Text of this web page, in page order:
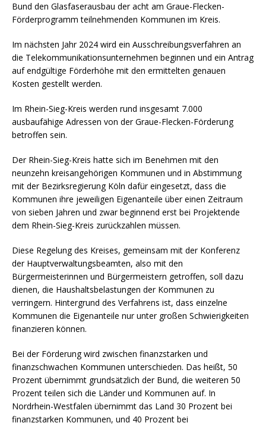
Bund den Glasfaserausbau der acht am Graue-Flecken-
Förderprogramm teilnehmenden Kommunen im Kreis.
Im nächsten Jahr 2024 wird ein Ausschreibungsverfahren an
die Telekommunikationsunternehmen beginnen und ein Antrag
auf endgültige Förderhöhe mit den ermittelten genauen
Kosten gestellt werden.
Im Rhein-Sieg-Kreis werden rund insgesamt 7.000
ausbaufähige Adressen von der Graue-Flecken-Förderung
betroffen sein.
Der Rhein-Sieg-Kreis hatte sich im Benehmen mit den
neunzehn kreisangehörigen Kommunen und in Abstimmung
mit der Bezirksregierung Köln dafür eingesetzt, dass die
Kommunen ihre jeweiligen Eigenanteile über einen Zeitraum
von sieben Jahren und zwar beginnend erst bei Projektende
dem Rhein-Sieg-Kreis zurückzahlen müssen.
Diese Regelung des Kreises, gemeinsam mit der Konferenz
der Hauptverwaltungsbeamten, also mit den
Bürgermeisterinnen und Bürgermeistern getroffen, soll dazu
dienen, die Haushaltsbelastungen der Kommunen zu
verringern. Hintergrund des Verfahrens ist, dass einzelne
Kommunen die Eigenanteile nur unter großen Schwierigkeiten
finanzieren können.
Bei der Förderung wird zwischen finanzstarken und
finanzschwachen Kommunen unterschieden. Das heißt, 50
Prozent übernimmt grundsätzlich der Bund, die weiteren 50
Prozent teilen sich die Länder und Kommunen auf. In
Nordrhein-Westfalen übernimmt das Land 30 Prozent bei
finanzstarken Kommunen, und 40 Prozent bei